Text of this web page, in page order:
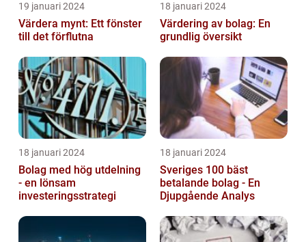
19 januari 2024
Värdera mynt: Ett fönster
till det förflutna
18 januari 2024
Värdering av bolag: En
grundlig översikt
18 januari 2024
Bolag med hög utdelning
- en lönsam
investeringsstrategi
18 januari 2024
Sveriges 100 bäst
betalande bolag - En
Djupgående Analys